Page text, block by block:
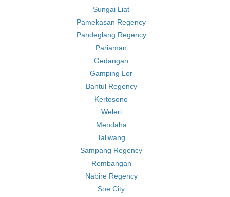
Sungai Liat
Pamekasan Regency
Pandeglang Regency
Pariaman
Gedangan
Gamping Lor
Bantul Regency
Kertosono
Weleri
Mendaha
Taliwang
Sampang Regency
Rembangan
Nabire Regency
Soe City